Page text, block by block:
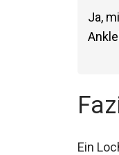
Ja,
Ein